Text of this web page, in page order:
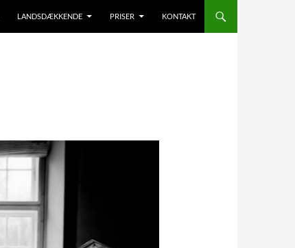
LANDSDÆKKENDE PRISER KONTAKT